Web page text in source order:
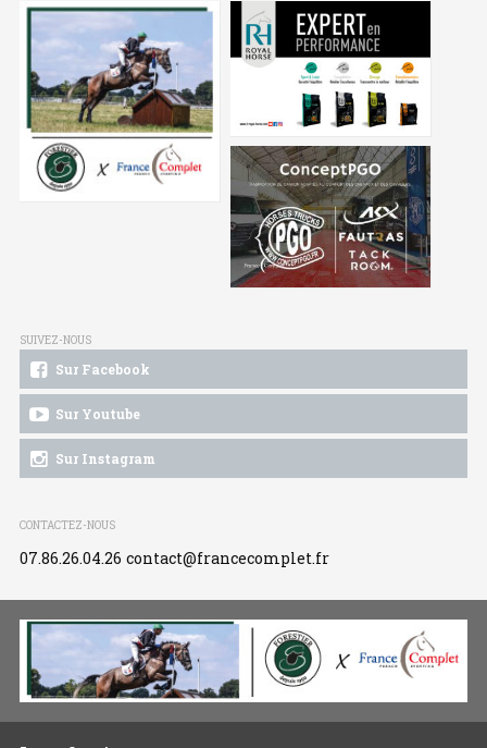
SUIVEZ-NOUS
Sur Facebook
Sur Youtube
Sur Instagram
CONTACTEZ-NOUS
07.86.26.04.26 contact@francecomplet.fr